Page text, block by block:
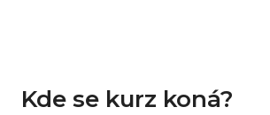
Kde se kurz koná?